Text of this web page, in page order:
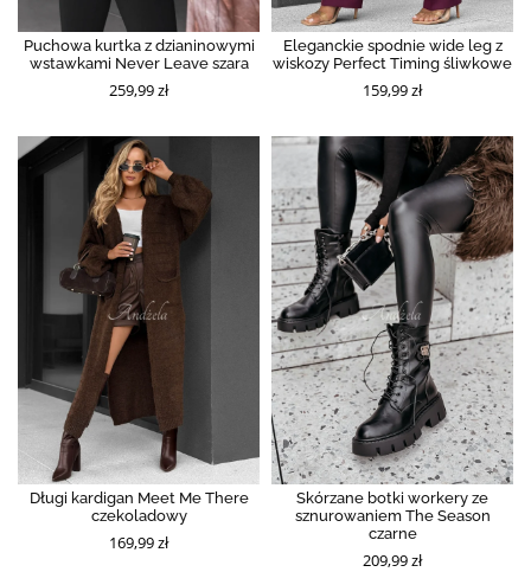
Puchowa kurtka z dzianinowymi
wstawkami Never Leave szara
259,99 zł
Eleganckie spodnie wide leg z
wiskozy Perfect Timing śliwkowe
159,99 zł
Długi kardigan Meet Me There
czekoladowy
169,99 zł
Skórzane botki workery ze
sznurowaniem The Season
czarne
209,99 zł